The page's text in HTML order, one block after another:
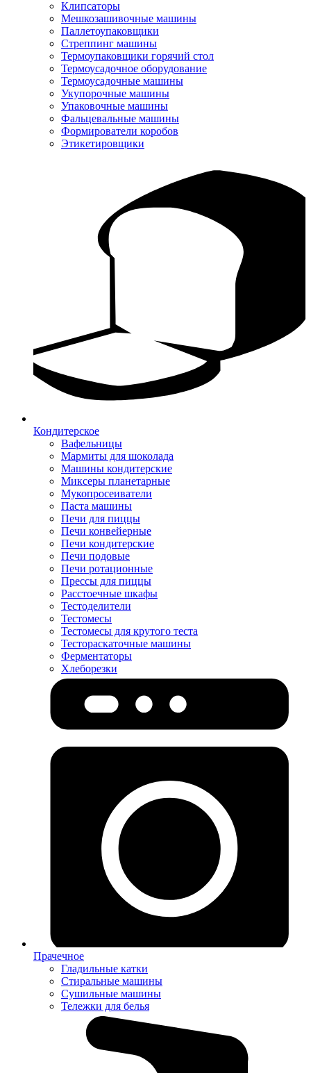
Клипсаторы
Мешкозашивочные машины
Паллетоупаковщики
Стреппинг машины
Термоупаковщики горячий стол
Термоусадочное оборудование
Термоусадочные машины
Укупорочные машины
Упаковочные машины
Фальцевальные машины
Формирователи коробов
Этикетировщики
Кондитерское
Вафельницы
Мармиты для шоколада
Машины кондитерские
Миксеры планетарные
Мукопросеиватели
Паста машины
Печи для пиццы
Печи конвейерные
Печи кондитерские
Печи подовые
Печи ротационные
Прессы для пиццы
Расстоечные шкафы
Тестоделители
Тестомесы
Тестомесы для крутого теста
Тестораскаточные машины
Ферментаторы
Хлеборезки
Прачечное
Гладильные катки
Стиральные машины
Сушильные машины
Тележки для белья